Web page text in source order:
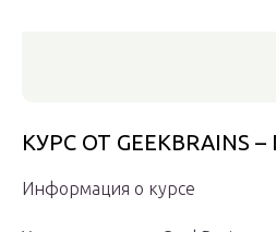
КУРС ОТ GEEKBRAINS
Информация о курсе